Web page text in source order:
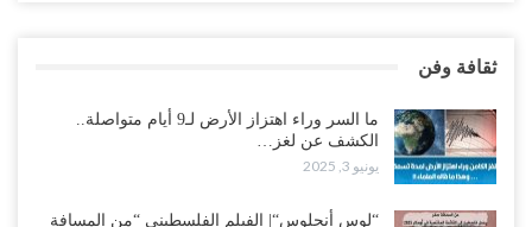
ثقافة وفن
ما السر وراء اهتزاز الأرض لـ9 أيام متواصلة..
الكشف عن لغز…
يونيو 3, 2025
“لوس أنجلوس“| الفيلم الفلسطيني “من المسافة